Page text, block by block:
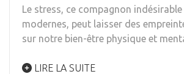
Le stress, ce compagnon
modernes, peut laisser des
sur notre bien-être physique et
LIRE LA SUITE